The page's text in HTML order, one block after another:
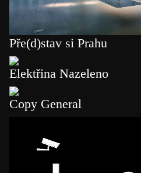
Pře(d)stav si Prahu
Elektřina Nazeleno
Copy General